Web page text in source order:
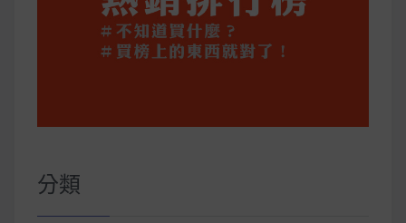
分類